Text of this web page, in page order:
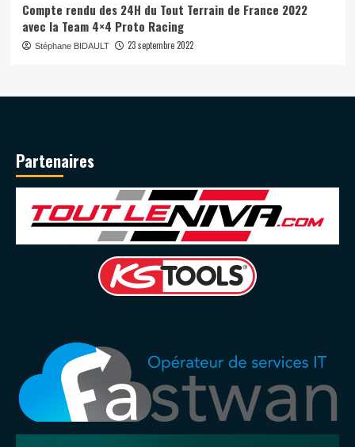
Compte rendu des 24H du Tout Terrain de France 2022
avec la Team 4×4 Proto Racing
Stéphane BIDAULT 23 septembre 2022
Partenaires